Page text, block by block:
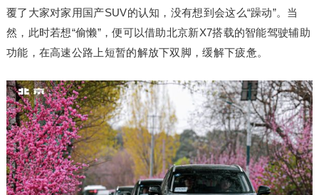
覆了大家对家用国产SUV的认知，没有想到会这么“躁动”。当
然，此时若想“偷懒”，便可以借助北京新X7搭载的智能驾驶辅助
功能，在高速公路上短暂的解放下双脚，缓解下疲惫。